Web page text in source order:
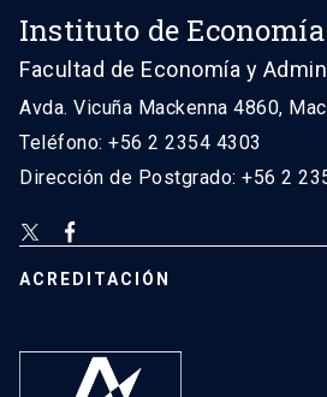
Instituto de Economía
Facultad de Economía y
Avda. Vicuña Mackenna 4860,
Teléfono: +56 2 2354 4303
Dirección de Postgrado: +56 2
ACREDITACIÓN